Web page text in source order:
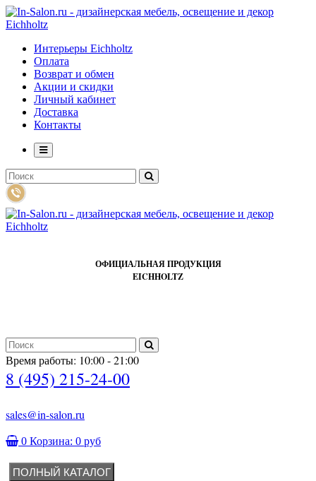
Интерьеры Eichholtz
Оплата
Возврат и обмен
Акции и скидки
Личный кабинет
Доставка
Контакты
ОФИЦИАЛЬНАЯ ПРОДУКЦИЯ
EICHHOLTZ
Время работы: 10:00 - 21:00
8 (495) 215-24-00
sales@in-salon.ru
0 Корзина: 0 руб
ПОЛНЫЙ КАТАЛОГ